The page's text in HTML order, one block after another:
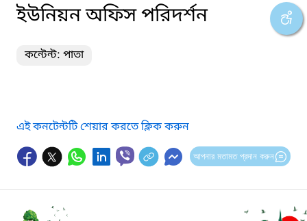
ইউনিয়ন অফিস পরিদর্শন
কন্টেন্ট: পাতা
এই কনটেন্টটি শেয়ার করতে ক্লিক করুন
আপনার মতামত প্রদান করুন